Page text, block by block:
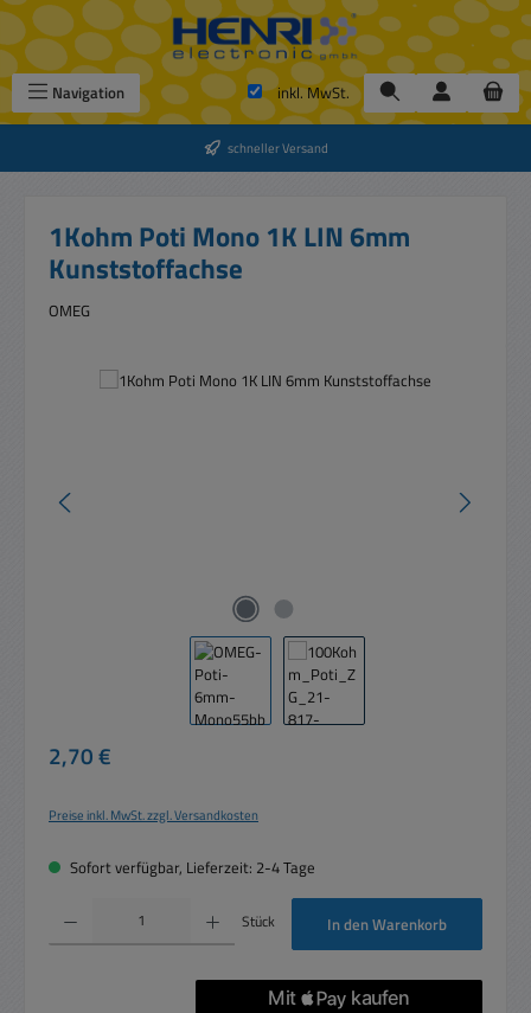
Zum Hauptinhalt springen
Navigation inkl. MwSt.
schneller Versand
1Kohm Poti Mono 1K LIN 6mm
Kunststoffachse
OMEG
Bildergalerie überspringen
Regulärer Preis:
2,70 €
Preise inkl. MwSt. zzgl. Versandkosten
Sofort verfügbar, Lieferzeit: 2-4 Tage
Produkt Anzahl: Gib den gewünschten Wert ein oder benutze die Schaltflächen um
Stück In den Warenkorb